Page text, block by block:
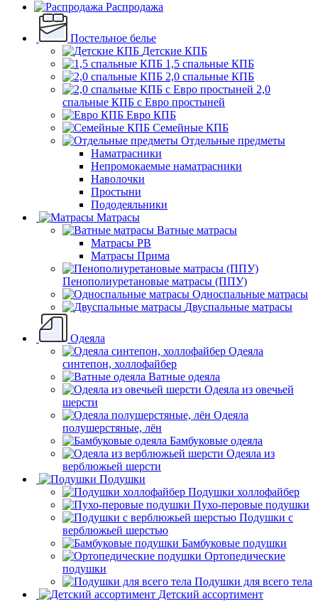
Распродажа
Постельное белье
Детские КПБ
1,5 спальные КПБ
2,0 спальные КПБ
2,0
спальные КПБ с Евро простыней
Евро КПБ
Семейные КПБ
Отдельные предметы
Наматрасники
Непромокаемые наматрасники
Наволочки
Простыни
Пододеяльники
Матрасы
Ватные матрасы
Матрасы РВ
Матрасы Прима
Пенополиуретановые матрасы (ППУ)
Односпальные матрасы
Двуспальные матрасы
Одеяла
Одеяла
синтепон, холлофайбер
Ватные одеяла
Одеяла из овечьей
шерсти
Одеяла
полушерстяные, лён
Бамбуковые одеяла
Одеяла из
верблюжьей шерсти
Подушки
Подушки холлофайбер
Пухо-перовые подушки
Подушки с
верблюжьей шерстью
Бамбуковые подушки
Ортопедические
подушки
Подушки для всего тела
Детский ассортимент